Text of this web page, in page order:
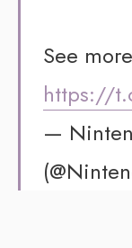
See
https://
—